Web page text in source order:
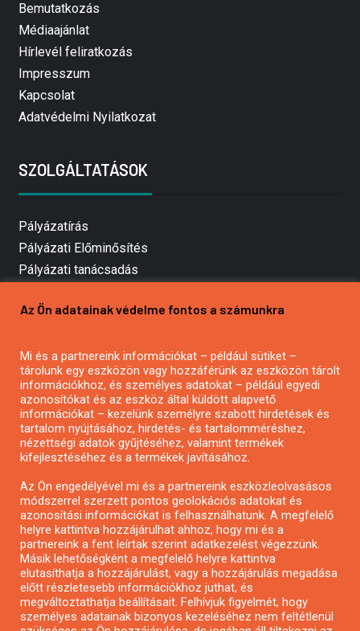
Bemutatkozás
Médiaajánlat
Hírlevél feliratkozás
Impresszum
Kapcsolat
Adatvédelmi Nyilatkozat
SZOLGÁLTATÁSOK
Pályázatírás
Pályázati Előminősítés
Pályázati tanácsadás
Mezőgazdasági pályázatírás
Pályázatírás civil szervezeteknek
Pályázatírás önkormányzatoknak
Pályázatfigyelés
Specifikus pályázatfigyelés vagy hírlevél
Pályázatok magánszemélyeknek
Pályázatok civil szervezeteknek
Pályázatok vállalkozásoknak
Önkormányzati pályázatok
Mezőgazdasági pályázatok
Az Ön adatainak védelme fontos a számunkra
Mi és a partnereink információkat – például sütiket –
tárolunk egy eszközön vagy hozzáférünk az eszközön tárolt
információkhoz, és személyes adatokat – például egyedi
azonosítókat és az eszköz által küldött alapvető
információkat – kezelünk személyre szabott hirdetések és
tartalom nyújtásához, hirdetés- és tartalomméréshez,
nézettségi adatok gyűjtéséhez, valamint termékek
kifejlesztéséhez és a termékek javításához.
Az Ön engedélyével mi és a partnereink eszközleolvasásos
módszerrel szerzett pontos geolokációs adatokat és
azonosítási információkat is felhasználhatunk. A megfelelő
helyre kattintva hozzájárulhat ahhoz, hogy mi és a
partnereink a fent leírtak szerint adatkezelést végezzünk.
Másik lehetőségként a megfelelő helyre kattintva
elutasíthatja a hozzájárulást, vagy a hozzájárulás megadása
előtt részletesebb információkhoz juthat, és
megváltoztathatja beállításait. Felhívjuk figyelmét, hogy
személyes adatainak bizonyos kezeléséhez nem feltétlenül